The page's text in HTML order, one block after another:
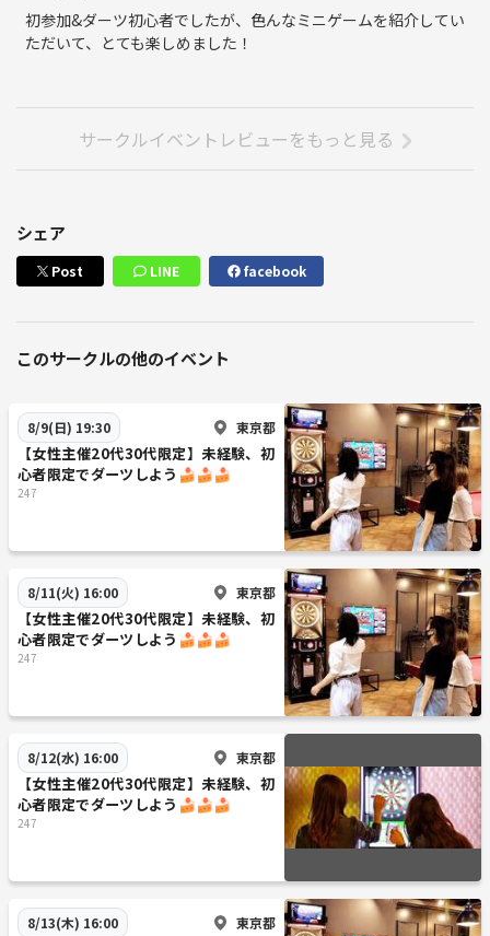
初参加&ダーツ初心者でしたが、色んなミニゲームを紹介してい
ただいて、とても楽しめました！
サークルイベントレビューをもっと見る
シェア
Post LINE facebook
このサークルの他のイベント
8/9(日) 19:30 東京都
【女性主催20代30代限定】未経験、初
心者限定でダーツしよう🍰🍰🍰
247
8/11(火) 16:00 東京都
【女性主催20代30代限定】未経験、初
心者限定でダーツしよう🍰🍰🍰
247
8/12(水) 16:00 東京都
【女性主催20代30代限定】未経験、初
心者限定でダーツしよう🍰🍰🍰
247
8/13(木) 16:00 東京都